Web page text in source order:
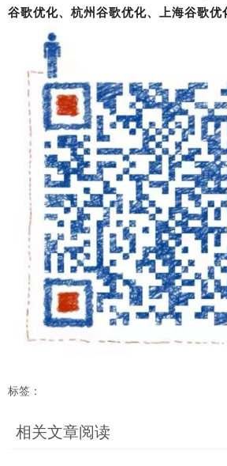
谷歌优化、杭州谷歌优化、上海谷歌优
标签：
相关文章阅读